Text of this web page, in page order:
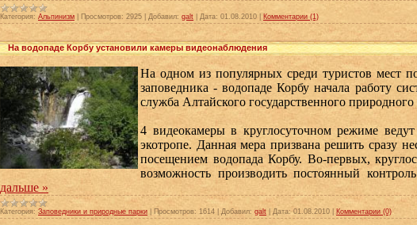
Категория: Альпинизм Просмотров: 2925 Добавил: galt Дата: 01.08.2010 Комментарии (1)
На водопаде Корбу установили камеры видеонаблюдения
На одном из популярных среди туристов мест
заповедника - водопаде Корбу начала работу
служба Алтайского государственного
4 видеокамеры в круглосуточном режиме
экотропе. Данная мера призвана решить сразу
посещением водопада Корбу. Во-первых,
возможность производить постоянный
дальше »
Категория: Заповедники и природные парки Просмотров: 1614 Добавил: galt Дата: 01.08.2010 Комментарии (0)